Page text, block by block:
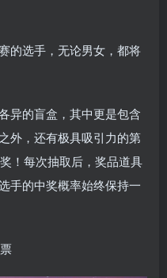
的选手，无论男女，都将
异的盲盒，其中更是包含
外，还有极具吸引力的第
！每次抽取后，奖品道具
手的中奖概率始终保持一